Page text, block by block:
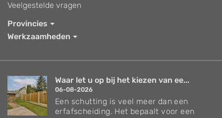
Veelgestelde vragen
Provincies
Werkzaamheden
Waar let u op bij het kiezen van ee...
06-08-2026
Een schutting is veel meer dan een
erfafscheiding. Het bepaalt voor een